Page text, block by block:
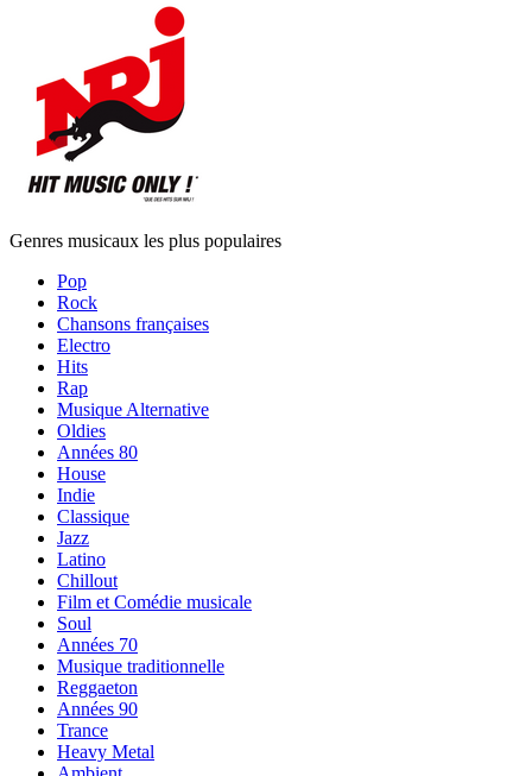
Genres musicaux les plus populaires
Pop
Rock
Chansons françaises
Electro
Hits
Rap
Musique Alternative
Oldies
Années 80
House
Indie
Classique
Jazz
Latino
Chillout
Film et Comédie musicale
Soul
Années 70
Musique traditionnelle
Reggaeton
Années 90
Trance
Heavy Metal